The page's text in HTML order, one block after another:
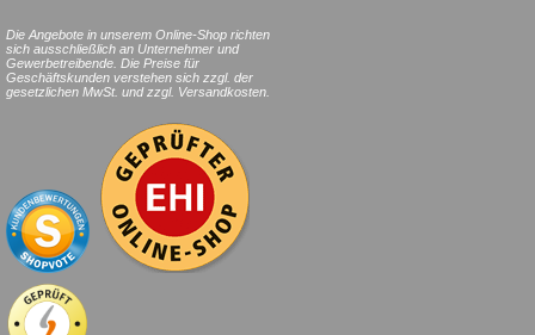
Die Angebote in unserem Online-Shop richten
sich ausschließlich an Unternehmer und
Gewerbetreibende. Die Preise für
Geschäftskunden verstehen sich zzgl. der
gesetzlichen MwSt. und zzgl. Versandkosten.